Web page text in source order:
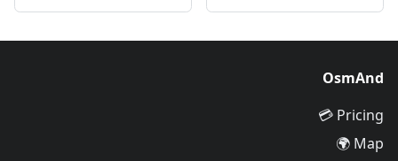
OsmAnd
Pricing 💳
Map 🌍